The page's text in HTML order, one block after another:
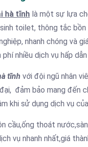
hà tĩnh là một sự lựa
toilet, thông tắc
nhanh chóng và
nhiều dịch vụ hấp
tĩnh với đội ngũ nhân
đảm bảo mang đến
khi sử dụng dịch vụ
cầu,ống thoát
vụ nhanh nhất,giá